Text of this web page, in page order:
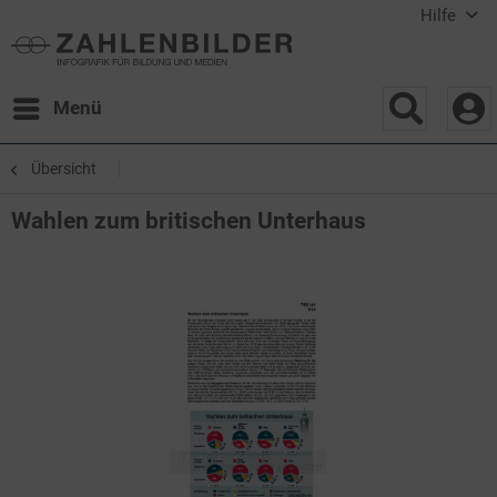
Hilfe
Menü
Übersicht
Wahlen zum britischen Unterhaus